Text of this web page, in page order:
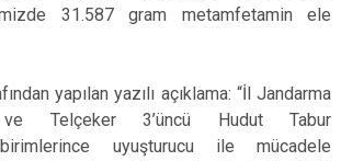
31.587 gram metamfetamin ele
yapılan yazılı açıklama: “İl Jandarma
ve Telçeker 3’üncü Hudut Tabur
birimlerince uyuşturucu ile mücadele